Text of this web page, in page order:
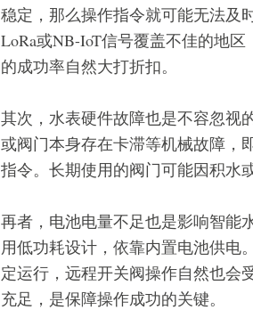
稳定，那么操作指令就可能无法及
LoRa或NB-IoT信号覆盖不佳的地
的成功率自然大打折扣。
其次，水表硬件故障也是不容忽视
或阀门本身存在卡滞等机械故障，
指令。长期使用的阀门可能因积水
再者，电池电量不足也是影响智能
用低功耗设计，依靠内置电池供电
定运行，远程开关阀操作自然也会
充足，是保障操作成功的关键。